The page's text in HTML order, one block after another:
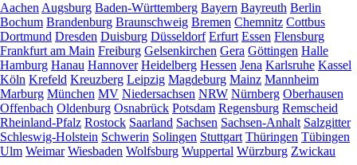
Aachen Augsburg Baden-Württemberg Bayern Bayreuth Berlin
Bochum Brandenburg Braunschweig Bremen Chemnitz Cottbus
Dortmund Dresden Duisburg Düsseldorf Erfurt Essen Flensburg
Frankfurt am Main Freiburg Gelsenkirchen Gera Göttingen Halle
Hamburg Hanau Hannover Heidelberg Hessen Jena Karlsruhe Kassel
Köln Krefeld Kreuzberg Leipzig Magdeburg Mainz Mannheim
Marburg München MV Niedersachsen NRW Nürnberg Oberhausen
Offenbach Oldenburg Osnabrück Potsdam Regensburg Remscheid
Rheinland-Pfalz Rostock Saarland Sachsen Sachsen-Anhalt Salzgitter
Schleswig-Holstein Schwerin Solingen Stuttgart Thüringen Tübingen
Ulm Weimar Wiesbaden Wolfsburg Wuppertal Würzburg Zwickau